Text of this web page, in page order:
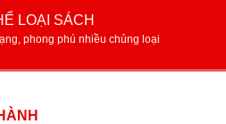
LOẠI SÁCH
phong phú nhiều chủng loại